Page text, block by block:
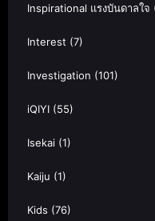
Inspirational แรงบันดาลใจ
Interest (7)
Investigation (101)
iQIYI (55)
Isekai (1)
Kaiju (1)
Kids (76)